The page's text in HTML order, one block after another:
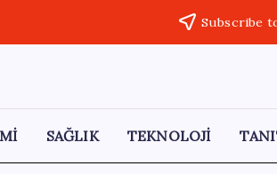
Subscribe
SAĞLIK TEKNOLOJİ